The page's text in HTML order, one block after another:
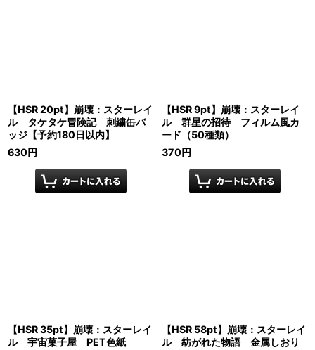
【HSR 20pt】崩壊：スターレイ
ル タケタケ冒険記 刺繍缶バ
ッジ【予約180日以内】
630円
【HSR 9pt】崩壊：スターレイ
ル 群星の招待 フィルム風カ
ード（50種類）
370円
【HSR 35pt】崩壊：スターレイ
ル 宇宙菓子屋 PET色紙
【HSR 58pt】崩壊：スターレイ
ル 紡がれた物語 金属しおり